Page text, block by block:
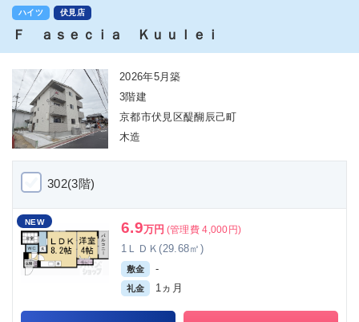
ハイツ 伏見店
Ｆ ａｓｅｃｉａ Ｋｕｕｌｅｉ
2026年5月築
3階建
京都市伏見区醍醐辰己町
木造
302(3階)
NEW 6.9万円 (管理費 4,000円)
1ＬＤＫ(29.68㎡)
敷金 -
礼金 1ヵ月